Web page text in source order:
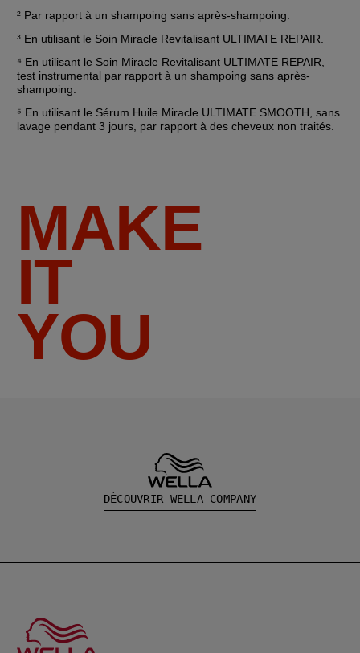
² Par rapport à un shampoing sans après-shampoing.
³ En utilisant le Soin Miracle Revitalisant ULTIMATE REPAIR.
⁴ En utilisant le Soin Miracle Revitalisant ULTIMATE REPAIR,
test instrumental par rapport à un shampoing sans après-
shampoing.
⁵ En utilisant le Sérum Huile Miracle ULTIMATE SMOOTH, sans
lavage pendant 3 jours, par rapport à des cheveux non traités.
MAKE
IT
YOU
DÉCOUVRIR WELLA COMPANY